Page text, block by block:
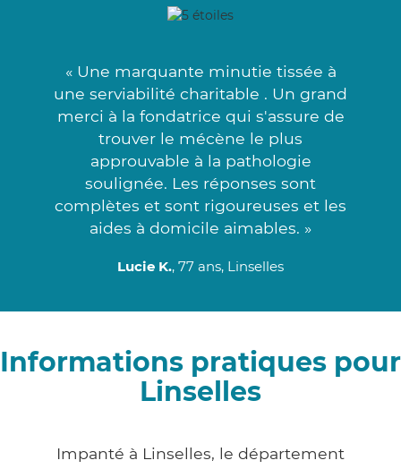
« Une marquante minutie tissée à
une serviabilité charitable . Un grand
merci à la fondatrice qui s'assure de
trouver le mécène le plus
approuvable à la pathologie
soulignée. Les réponses sont
complètes et sont rigoureuses et les
aides à domicile aimables. »
Lucie K., 77 ans, Linselles
Informations pratiques pour
Linselles
Impanté à Linselles, le département